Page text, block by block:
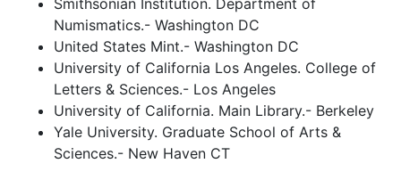
Smithsonian Institution. Department of
Numismatics.- Washington DC
United States Mint.- Washington DC
University of California Los Angeles. College of
Letters & Sciences.- Los Angeles
University of California. Main Library.- Berkeley
Yale University. Graduate School of Arts &
Sciences.- New Haven CT